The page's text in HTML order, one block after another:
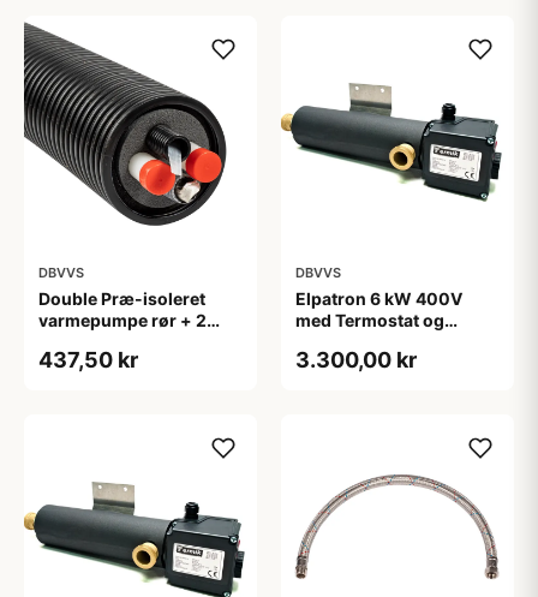
DBVVS
Double Præ-isoleret
varmepumpe rør + 2
- 1 meter
437,50 kr
DBVVS
Elpatron 6 kW 400V
med Termostat og
3.300,00 kr